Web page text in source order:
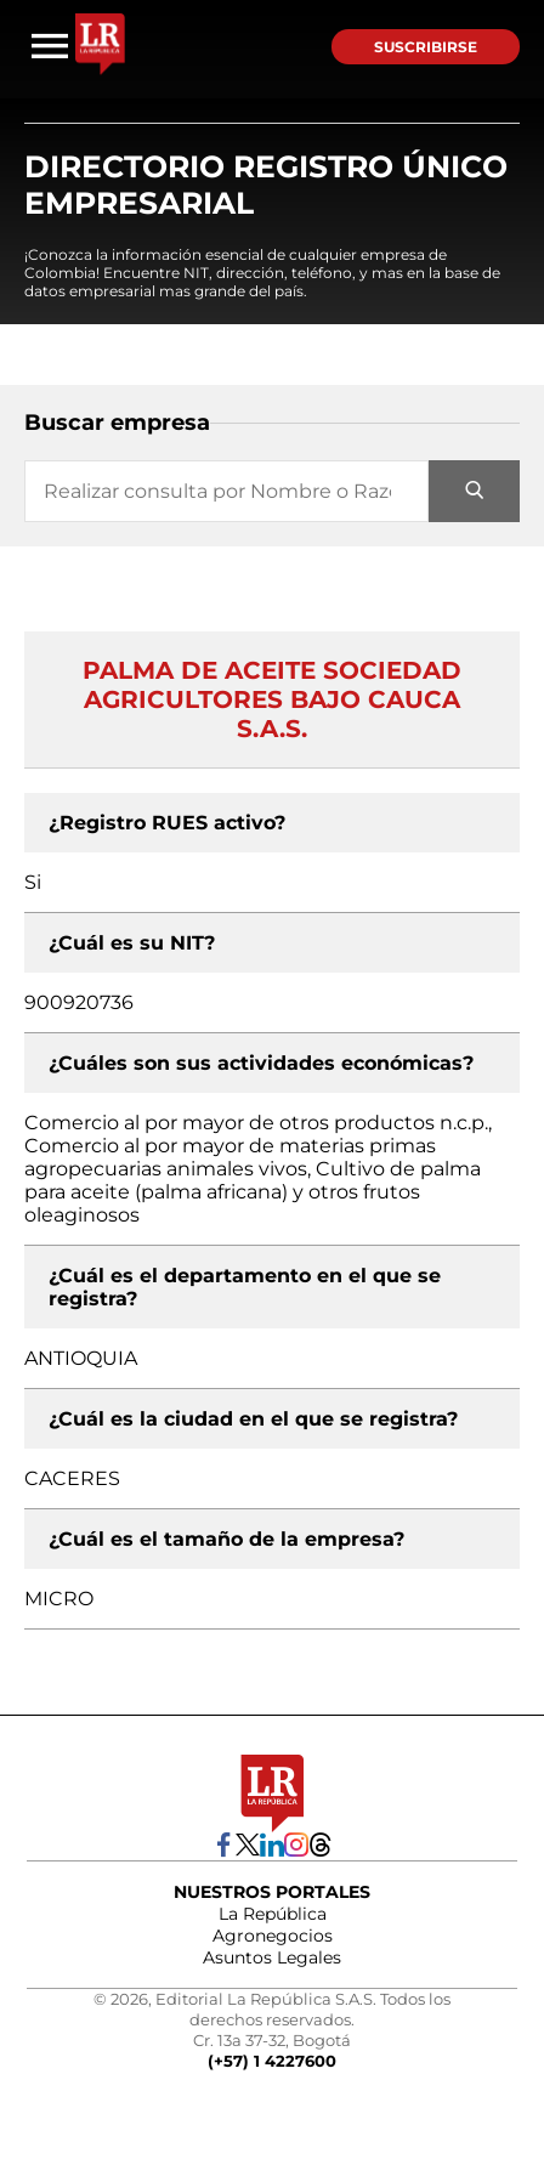
SUSCRIBIRSE
DIRECTORIO REGISTRO ÚNICO
EMPRESARIAL
¡Conozca la información esencial de cualquier empresa de
Colombia! Encuentre NIT, dirección, teléfono, y mas en la base de
datos empresarial mas grande del país.
Buscar empresa
PALMA DE ACEITE SOCIEDAD
AGRICULTORES BAJO CAUCA
S.A.S.
¿Registro RUES activo?
Si
¿Cuál es su NIT?
900920736
¿Cuáles son sus actividades económicas?
Comercio al por mayor de otros productos n.c.p.,
Comercio al por mayor de materias primas
agropecuarias animales vivos, Cultivo de palma
para aceite (palma africana) y otros frutos
oleaginosos
¿Cuál es el departamento en el que se
registra?
ANTIOQUIA
¿Cuál es la ciudad en el que se registra?
CACERES
¿Cuál es el tamaño de la empresa?
MICRO
NUESTROS PORTALES
La República
Agronegocios
Asuntos Legales
© 2026, Editorial La República S.A.S. Todos los
derechos reservados.
Cr. 13a 37-32, Bogotá
(+57) 1 4227600